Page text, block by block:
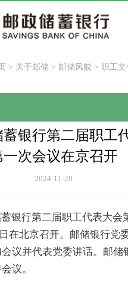
> 关于邮储 > 邮储风貌 > 职工文
银行第二届职工
一次会议在京召开
2024-11-20
银行第二届职工代表大会
在北京召开。邮储银行党
议并代表党委讲话。邮储
议。